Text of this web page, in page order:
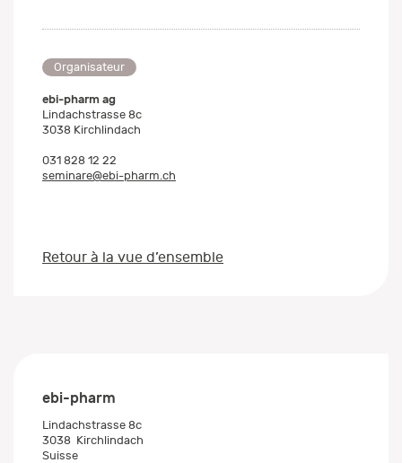
Organisateur
ebi-pharm ag
Lindachstrasse 8c
3038 Kirchlindach
031 828 12 22
seminare@ebi-pharm.ch
Retour à la vue d’ensemble
ebi-pharm
Lindachstrasse 8c
3038 Kirchlindach
Suisse